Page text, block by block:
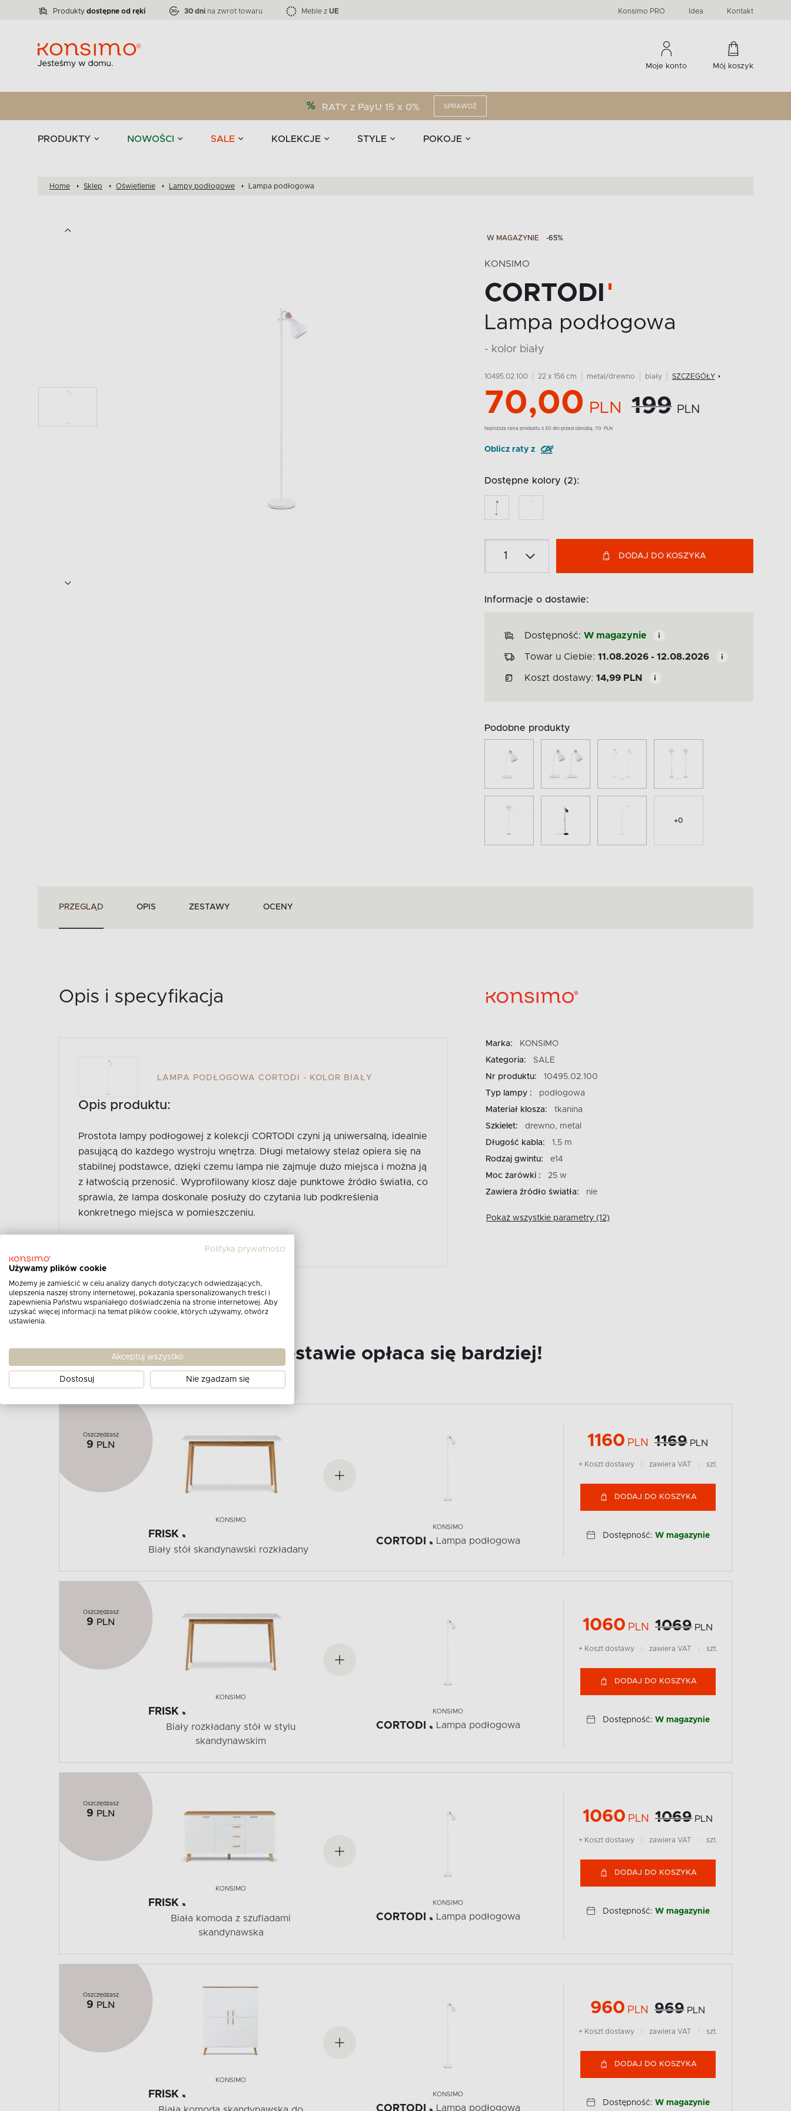
Produkty dostępne od ręki 30 dni na zwrot towaru Meble z UE Konsimo PRO Idea Kontakt
Moje konto Mój koszyk
RATY z PayU 15 x 0% SPRAWDŹ
PRODUKTY NOWOŚCI SALE KOLEKCJE STYLE POKOJE
Zastawy stołowe i akcesoria Komody, szafki RTV, witryny...
Kolekcja narożników RATLO -39 % Kolekcja mebli LOFTY -45 % -33 %
VICTO Liczba produktów:71 EPIRI Liczba produktów: Liczba produktów:60
ELEGANT Liczba produktów:864 TEENS Liczba produktów: Liczba produktów:274
stołowe
Home Sklep Oświetlenie Lampy podłogowe Lampa podłogowa
W MAGAZYNIE -65%
KONSIMO
CORTODI
Lampa podłogowa
- kolor biały
10495.02.100 22 x 156 cm metal/drewno biały SZCZEGÓŁY
70,00 PLN 199 PLN
Najnizsza cena produktu z 30 dni przed obniżką: 70 PLN
Oblicz raty z
Dostępne kolory (2):
DODAJ DO KOSZYKA
Informacje o dostawie:
Dostępność: W magazynie
Towar u Ciebie: 11.08.2026 - 12.08.2026
Koszt dostawy: 14,99 PLN
Podobne produkty
+0
PRZEGLĄD OPIS ZESTAWY OCENY
Opis i specyfikacja
LAMPA PODŁOGOWA CORTODI - KOLOR BIAŁY
Opis produktu:
Prostota lampy podłogowej z kolekcji CORTODI czyni ją uniwersalną, idealnie
pasującą do każdego wystroju wnętrza. Długi metalowy stelaż opiera się na
stabilnej podstawce, dzięki czemu lampa nie zajmuje dużo miejsca i można ją
z łatwością przenosić. Wyprofilowany klosz daje punktowe źródło światła, co
sprawia, że lampa doskonale posłuży do czytania lub podkreślenia
konkretnego miejsca w pomieszczeniu.
Marka:
KONSIMO
Kategoria:
SALE
Nr produktu:
10495.02.100
Typ lampy :
podłogowa
Materiał klosza:
tkanina
Szkielet:
drewno, metal
Długość kabla:
1,5 m
Rodzaj gwintu:
e14
Moc żarówki :
25 w
Zawiera źródło światła:
nie
Pokaż wszystkie parametry (12)
W zestawie opłaca się bardziej!
Oszczędzasz
9 PLN
KONSIMO
FRISK
Biały stół skandynawski rozkładany
KONSIMO
CORTODI Lampa podłogowa
1160 PLN 1169 PLN
+ Koszt dostawy zawiera VAT szt.
DODAJ DO KOSZYKA
Dostępność: W magazynie
Oszczędzasz
9 PLN
KONSIMO
FRISK
Biały rozkładany stół w stylu
skandynawskim
KONSIMO
CORTODI Lampa podłogowa
1060 PLN 1069 PLN
+ Koszt dostawy zawiera VAT szt.
DODAJ DO KOSZYKA
Dostępność: W magazynie
Oszczędzasz
9 PLN
KONSIMO
FRISK
Biała komoda z szufladami
skandynawska
KONSIMO
CORTODI Lampa podłogowa
1060 PLN 1069 PLN
+ Koszt dostawy zawiera VAT szt.
DODAJ DO KOSZYKA
Dostępność: W magazynie
Oszczędzasz
9 PLN
KONSIMO
FRISK KONSIMO
CORTODI Lampa podłogowa
960 PLN 969 PLN
+ Koszt dostawy zawiera VAT szt.
DODAJ DO KOSZYKA
Dostępność: W magazynie
Polityka prywatności
Używamy plików cookie
Możemy je zamieścić w celu analizy danych dotyczących odwiedzających,
ulepszenia naszej strony internetowej, pokazania spersonalizowanych treści i
zapewnienia Państwu wspaniałego doświadczenia na stronie internetowej. Aby
uzyskać więcej informacji na temat plików cookie, których używamy, otwórz
ustawienia.
Akceptuj wszystko
Dostosuj Nie zgadzam się